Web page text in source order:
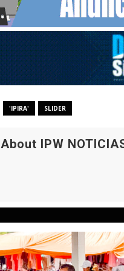
'IPIRA' SLIDER
About IPW